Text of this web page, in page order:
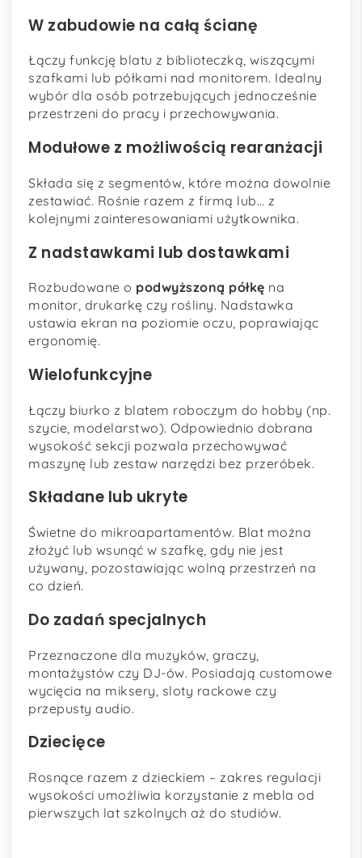
W zabudowie na całą ścianę
Łączy funkcję blatu z biblioteczką, wiszącymi
szafkami lub półkami nad monitorem. Idealny
wybór dla osób potrzebujących jednocześnie
przestrzeni do pracy i przechowywania.
Modułowe z możliwością rearanżacji
Składa się z segmentów, które można dowolnie
zestawiać. Rośnie razem z firmą lub… z
kolejnymi zainteresowaniami użytkownika.
Z nadstawkami lub dostawkami
Rozbudowane o podwyższoną półkę na
monitor, drukarkę czy rośliny. Nadstawka
ustawia ekran na poziomie oczu, poprawiając
ergonomię.
Wielofunkcyjne
Łączy biurko z blatem roboczym do hobby (np.
szycie, modelarstwo). Odpowiednio dobrana
wysokość sekcji pozwala przechowywać
maszynę lub zestaw narzędzi bez przeróbek.
Składane lub ukryte
Świetne do mikroapartamentów. Blat można
złożyć lub wsunąć w szafkę, gdy nie jest
używany, pozostawiając wolną przestrzeń na
co dzień.
Do zadań specjalnych
Przeznaczone dla muzyków, graczy,
montażystów czy DJ-ów. Posiadają customowe
wycięcia na miksery, sloty rackowe czy
przepusty audio.
Dziecięce
Rosnące razem z dzieckiem – zakres regulacji
wysokości umożliwia korzystanie z mebla od
pierwszych lat szkolnych aż do studiów.